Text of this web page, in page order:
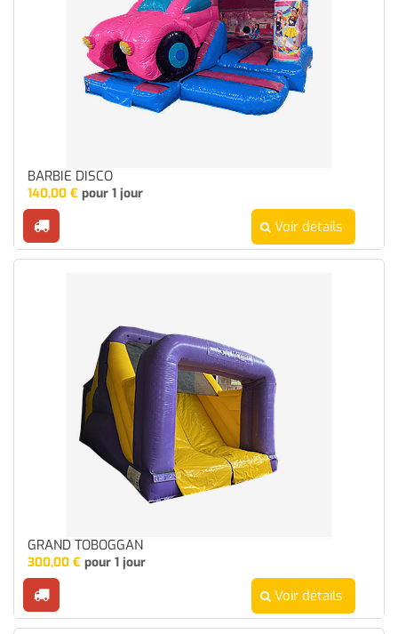
BARBIE DISCO
140,00 € pour 1 jour
Voir détails
GRAND TOBOGGAN
300,00 € pour 1 jour
Voir détails